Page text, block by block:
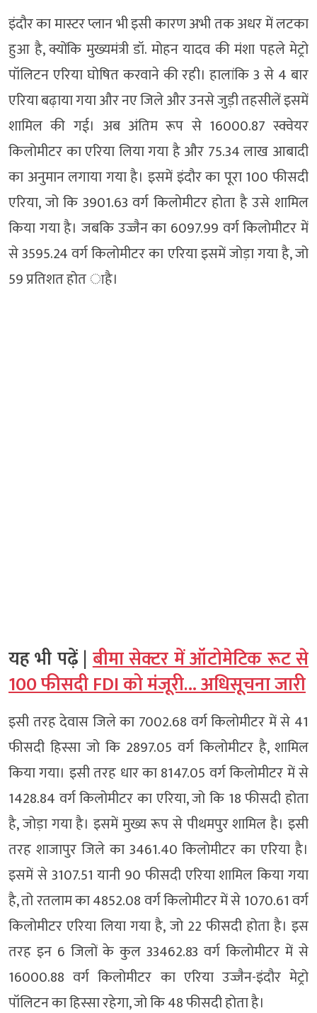
इंदौर का मास्टर प्लान भी इसी कारण अभी तक अधर में लटका
हुआ है, क्योंकि मुख्यमंत्री डॉ. मोहन यादव की मंशा पहले मेट्रो
पॉलिटन एरिया घोषित करवाने की रही। हालांकि 3 से 4 बार
एरिया बढ़ाया गया और नए जिले और उनसे जुड़ी तहसीलें इसमें
शामिल की गई। अब अंतिम रूप से 16000.87 स्क्वेयर
किलोमीटर का एरिया लिया गया है और 75.34 लाख आबादी
का अनुमान लगाया गया है। इसमें इंदौर का पूरा 100 फीसदी
एरिया, जो कि 3901.63 वर्ग किलोमीटर होता है उसे शामिल
किया गया है। जबकि उज्जैन का 6097.99 वर्ग किलोमीटर में
से 3595.24 वर्ग किलोमीटर का एरिया इसमें जोड़ा गया है, जो
59 प्रतिशत होत ाहै।
यह भी पढ़ें |बीमा सेक्टर में ऑटोमेटिक रूट से
100 फीसदी FDI को मंजूरी… अधिसूचना जारी
इसी तरह देवास जिले का 7002.68 वर्ग किलोमीटर में से 41
फीसदी हिस्सा जो कि 2897.05 वर्ग किलोमीटर है, शामिल
किया गया। इसी तरह धार का 8147.05 वर्ग किलोमीटर में से
1428.84 वर्ग किलोमीटर का एरिया, जो कि 18 फीसदी होता
है, जोड़ा गया है। इसमें मुख्य रूप से पीथमपुर शामिल है। इसी
तरह शाजापुर जिले का 3461.40 किलोमीटर का एरिया है।
इसमें से 3107.51 यानी 90 फीसदी एरिया शामिल किया गया
है, तो रतलाम का 4852.08 वर्ग किलोमीटर में से 1070.61 वर्ग
किलोमीटर एरिया लिया गया है, जो 22 फीसदी होता है। इस
तरह इन 6 जिलों के कुल 33462.83 वर्ग किलोमीटर में से
16000.88 वर्ग किलोमीटर का एरिया उज्जैन-इंदौर मेट्रो
पॉलिटन का हिस्सा रहेगा, जो कि 48 फीसदी होता है।